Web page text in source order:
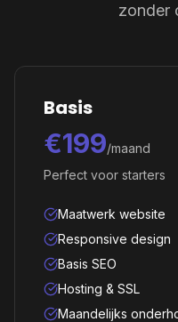
zonder
Basis
€199/maand
Perfect voor starters
Maatwerk website
Responsive design
Basis SEO
Hosting & SSL
Maandelijks